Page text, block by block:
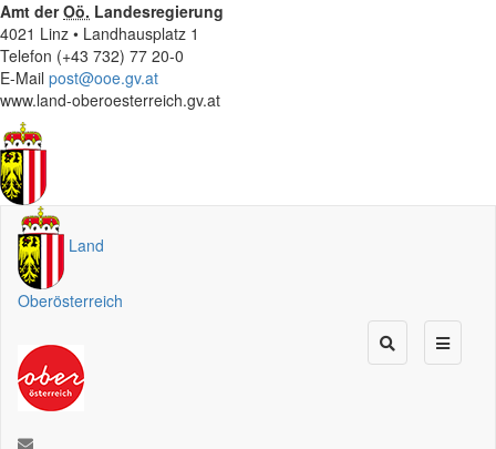
Amt derOö. Landesregierung
4021 Linz • Landhausplatz 1
Telefon (+43 732) 77 20-0
E-Mail post@ooe.gv.at
www.land-oberoesterreich.gv.at
Land
Oberösterreich